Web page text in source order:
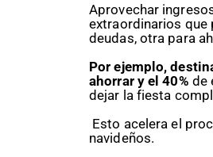
Aprovechar
extraordinarios que
deudas, otra para
Por ejemplo,
ahorrar y el 40% de
dejar la fiesta
Esto acelera el
navideños.